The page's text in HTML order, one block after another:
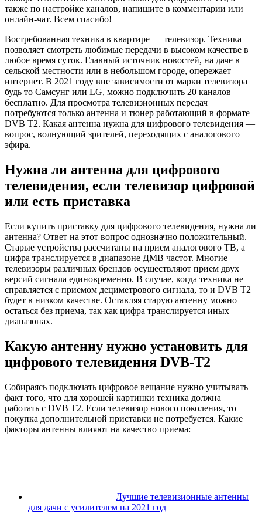
также по настройке каналов, напишите в комментарии или
онлайн-чат. Всем спасибо!
Востребованная техника в квартире — телевизор. Техника
позволяет смотреть любимые передачи в высоком качестве в
любое время суток. Главный источник новостей, на даче в
сельской местности или в небольшом городе, опережает
интернет. В 2021 году вне зависимости от марки телевизора
будь то Самсунг или LG, можно подключить 20 каналов
бесплатно. Для просмотра телевизионных передач
потребуются только антенна и тюнер работающий в формате
DVB T2. Какая антенна нужна для цифрового телевидения —
вопрос, волнующий зрителей, переходящих с аналогового
эфира.
Нужна ли антенна для цифрового
телевидения, если телевизор цифровой
или есть приставка
Если купить приставку для цифрового телевидения, нужна ли
антенна? Ответ на этот вопрос однозначно положительный.
Старые устройства рассчитаны на прием аналогового ТВ, а
цифра транслируется в диапазоне ДМВ частот. Многие
телевизоры различных брендов осуществляют прием двух
версий сигнала единовременно. В случае, когда техника не
справляется с приемом дециметрового сигнала, то и DVB T2
будет в низком качестве. Оставляя старую антенну можно
остаться без приема, так как цифра транслируется иных
диапазонах.
Какую антенну нужно установить для
цифрового телевидения DVB-T2
Собираясь подключать цифровое вещание нужно учитывать
факт того, что для хорошей картинки техника должна
работать с DVB T2. Если телевизор нового поколения, то
покупка дополнительной приставки не потребуется. Какие
факторы антенны влияют на качество приема:
Лучшие телевизионные антенны
для дачи с усилителем на 2021 год